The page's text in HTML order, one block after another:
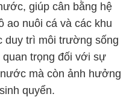
giúp cân bằng hệ
ao nuôi cá và các khu
duy trì môi trường sống
quan trọng đối với sự
mà còn ảnh hưởng
quyển.